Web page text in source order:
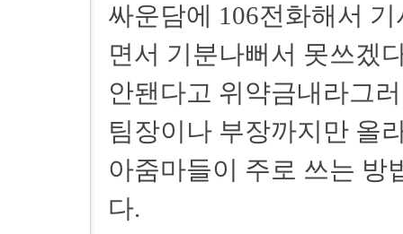
싸운담에 106전화해서
면서 기분나뻐서 못쓰겠
안됀다고 위약금내라그
팀장이나 부장까지만 올
아줌마들이 주로 쓰는 방
다.